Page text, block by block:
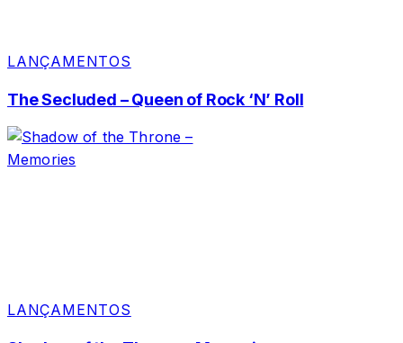
LANÇAMENTOS
The Secluded – Queen of Rock ‘N’ Roll
LANÇAMENTOS